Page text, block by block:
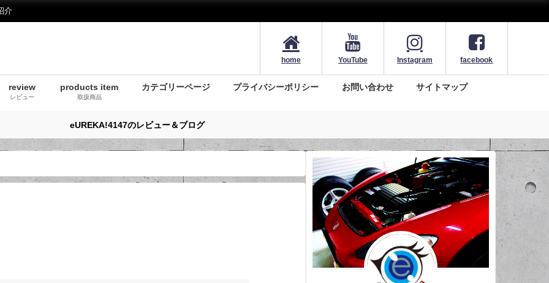
介
home YouTube Instagram facebook
review
レビュー
products item
取扱商品
カテゴリーページ プライバシーポリシー お問い合わせ サイトマップ
eUREKA!4147のレビュー＆ブログ